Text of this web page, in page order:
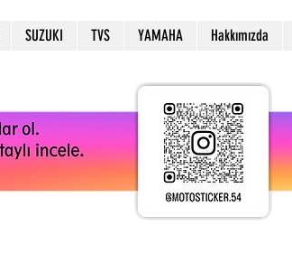
SUZUKI TVS YAMAHA Hakkımızda